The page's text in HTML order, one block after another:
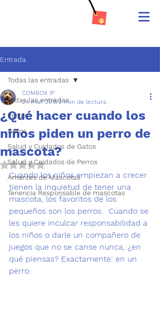
Entrada
Todas las entradas
Perros
Gatos
Salud y Cuidados de Gatos
Salud y Cuidados de Perros
Amantes de Mascotas
Tenencia Responsable de mascotas
Todas las entradas
¿Qué hacer cuando los
niños piden un perro de
mascota?
COMBOX IP
24 mar 20152 min de lectura
Obtuvo NaN de 5 estrellas.
Cuando los niños empiezan a crecer
tienen la inquietud de tener una
mascota, los favoritos de los
pequeños son los perros.  Cuando se
les quiere inculcar responsabilidad a
los niños o darle un compañero de
juegos que no se canse nunca, ¿en
qué piensas? Exactamente: en un
perro.